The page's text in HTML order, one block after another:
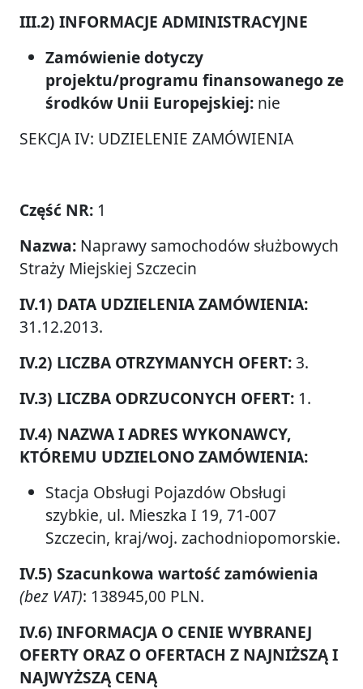
III.2) INFORMACJE ADMINISTRACYJNE
Zamówienie dotyczy
projektu/programu finansowanego ze
środków Unii Europejskiej: nie
SEKCJA IV: UDZIELENIE ZAMÓWIENIA
Część NR: 1
Nazwa: Naprawy samochodów służbowych
Straży Miejskiej Szczecin
IV.1) DATA UDZIELENIA ZAMÓWIENIA:
31.12.2013.
IV.2) LICZBA OTRZYMANYCH OFERT:3.
IV.3) LICZBA ODRZUCONYCH OFERT: 1.
IV.4) NAZWA I ADRES WYKONAWCY,
KTÓREMU UDZIELONO ZAMÓWIENIA:
Stacja Obsługi Pojazdów Obsługi
szybkie, ul. Mieszka I 19, 71-007
Szczecin, kraj/woj. zachodniopomorskie.
IV.5) Szacunkowa wartość zamówienia
(bez VAT): 138945,00 PLN.
IV.6) INFORMACJA O CENIE WYBRANEJ
OFERTY ORAZ O OFERTACH Z NAJNIŻSZĄ I
NAJWYŻSZĄ CENĄ